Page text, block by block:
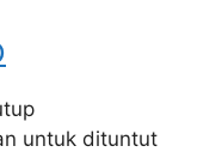
untuk dituntut